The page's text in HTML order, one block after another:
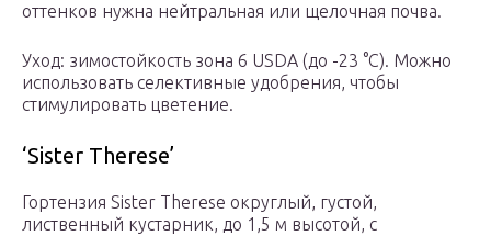
оттенков нужна нейтральная или щелочная почва.
Уход: зимостойкость зона 6 USDA (до -23 °С). Можно
использовать селективные удобрения, чтобы
стимулировать цветение.
‘Sister Therese’
Гортензия Sister Therese округлый, густой,
лиственный кустарник, до 1,5 м высотой, с